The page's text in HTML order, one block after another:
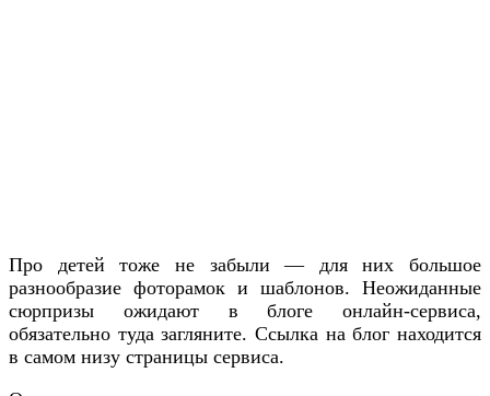
Про детей тоже не забыли — для них большое
разнообразие фоторамок и шаблонов. Неожиданные
сюрпризы ожидают в блоге онлайн-сервиса,
обязательно туда загляните. Ссылка на блог находится
в самом низу страницы сервиса.